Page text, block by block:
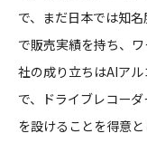
で、まだ日本では知
で販売実績を持ち、
社の成り立ちはAIア
で、ドライブレコー
を設けることを得意と